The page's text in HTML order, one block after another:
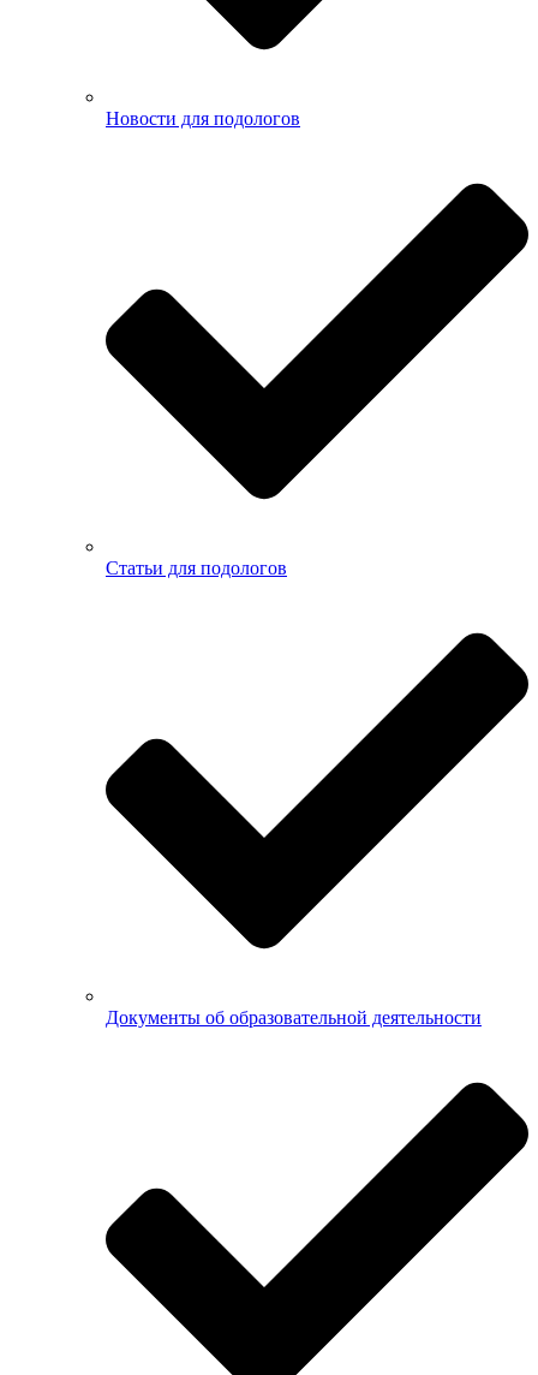
Новости для подологов
Статьи для подологов
Документы об образовательной деятельности